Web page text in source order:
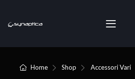
Home Shop Accessori Vari